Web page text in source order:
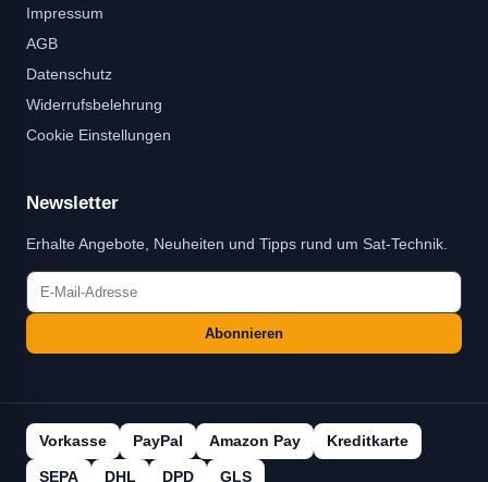
Impressum
AGB
Datenschutz
Widerrufsbelehrung
Cookie Einstellungen
Newsletter
Erhalte Angebote, Neuheiten und Tipps rund um Sat-Technik.
Abonnieren
Vorkasse PayPal Amazon Pay Kreditkarte
SEPA DHL DPD GLS